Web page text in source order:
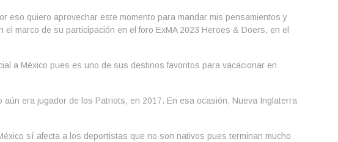
eso quiero aprovechar este momento para mandar mis pensamientos y
marco de su participación en el foro ExMA 2023 Heroes & Doers, en el
a México pues es uno de sus destinos favoritos para vacacionar en
era jugador de los Patriots, en 2017. En esa ocasión, Nueva Inglaterra
sí afecta a los deportistas que no son nativos pues terminan mucho